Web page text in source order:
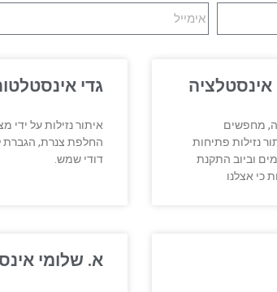
אינסטלציה
מחפשים
נזילות פתיחות
וביוב התקנת
כי אצלנו
גדי
איתור נזילות על
החלפת צנרת, הגברת
דודי שמש.
א. שלומי